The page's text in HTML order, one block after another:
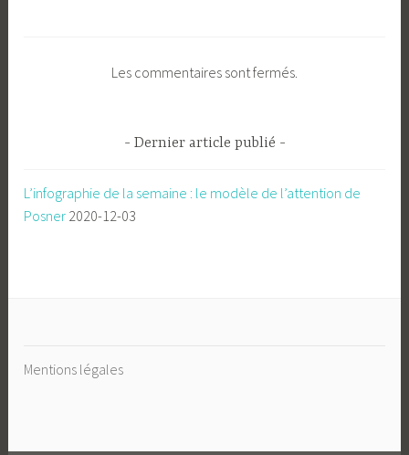
Les commentaires sont fermés.
Dernier article publié
L’infographie de la semaine : le modèle de l’attention de
Posner 2020-12-03
Mentions légales